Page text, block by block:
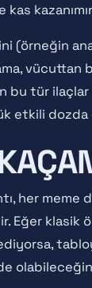
(örneğin
vücuttan
bu tür
etkili
her meme
Eğer klasik